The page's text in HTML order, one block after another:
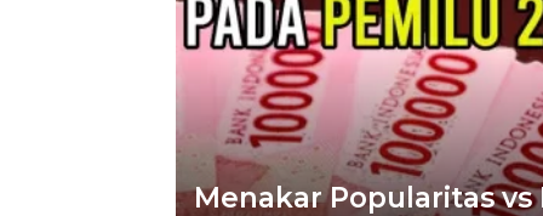
Menakar Popularitas